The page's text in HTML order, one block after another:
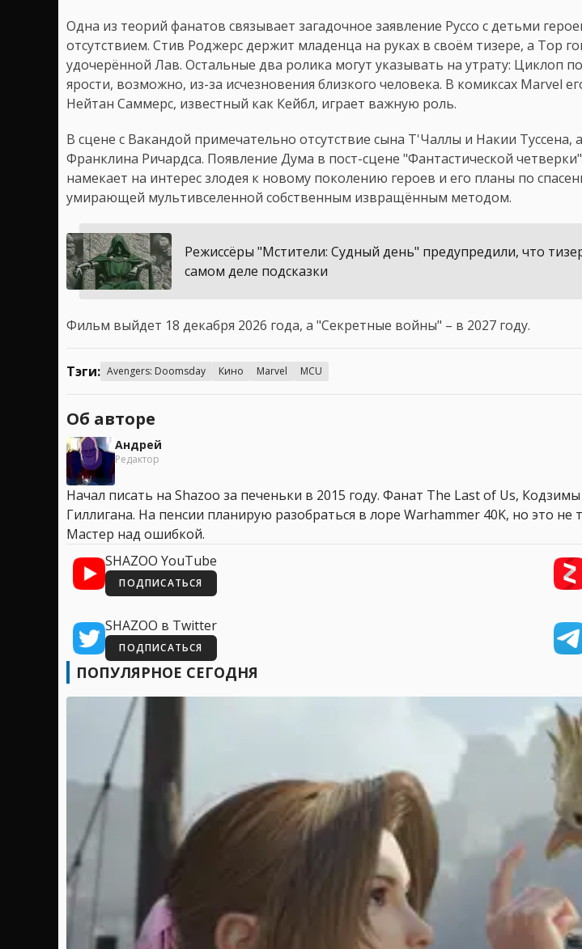
Одна из теорий фанатов связывает загадочное заявление Руссо с детьми
отсутствием. Стив Роджерс держит младенца на руках в своём тизере, а Тор
удочерённой Лав. Остальные два ролика могут указывать на утрату: Циклоп
ярости, возможно, из-за исчезновения близкого человека. В комиксах Marvel
Нейтан Саммерс, известный как Кейбл, играет важную роль.
В сцене с Вакандой примечательно отсутствие сына Т'Чаллы и Накии Туссена,
Франклина Ричардса. Появление Дума в пост-сцене "Фантастической
намекает на интерес злодея к новому поколению героев и его планы по
умирающей мультивселенной собственным извращённым методом.
Режиссёры "Мстители: Судный день" предупредили, что
самом деле подсказки
Фильм выйдет 18 декабря 2026 года, а "Секретные войны" – в 2027 году.
Тэги: Avengers: Doomsday Кино Marvel MCU
Об авторе
Андрей
Редактор
Начал писать на Shazoo за печеньки в 2015 году. Фанат The Last of Us,
Гиллигана. На пенсии планирую разобраться в лоре Warhammer 40K, но это не
Мастер над ошибкой.
SHAZOO YouTube
ПОДПИСАТЬСЯ
SHAZOO в Twitter
ПОДПИСАТЬСЯ
ПОПУЛЯРНОЕ СЕГОДНЯ